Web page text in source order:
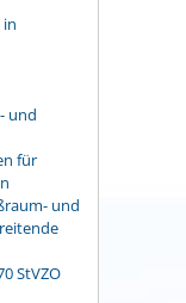
und
für
und
StVZO